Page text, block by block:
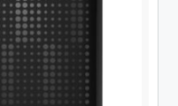
o
p
o
r
l